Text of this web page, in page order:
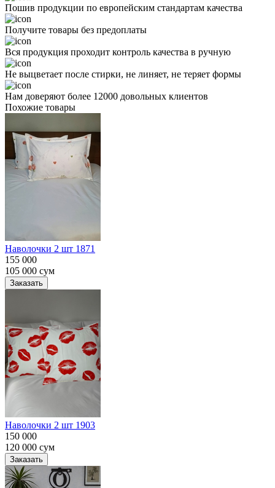
Пошив продукции по европейским стандартам качества
Получите товары без предоплаты
Вся продукция проходит контроль качества в ручную
Не выцветает после стирки, не линяет, не теряет формы
Нам доверяют более 12000 довольных клиентов
Похожие товары
Наволочки 2 шт 1871
155 000
105 000 сум
Заказать
Наволочки 2 шт 1903
150 000
120 000 сум
Заказать